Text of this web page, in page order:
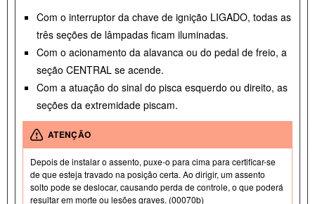
Com o interruptor da chave de ignição LIGADO, todas as
três seções de lâmpadas ficam iluminadas.
Com o acionamento da alavanca ou do pedal de freio, a
seção CENTRAL se acende.
Com a atuação do sinal do pisca esquerdo ou direito, as
seções da extremidade piscam.
ATENÇÃO
Depois de instalar o assento, puxe-o para cima para certificar-se
de que esteja travado na posição certa. Ao dirigir, um assento
solto pode se deslocar, causando perda de controle, o que poderá
resultar em morte ou lesões graves. (00070b)